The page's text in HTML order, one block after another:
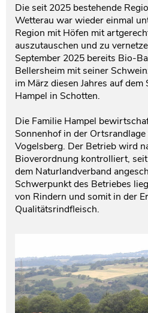
Die seit 2025 bestehende
Wetterau war wieder einmal
Region mit Höfen mit
auszutauschen und zu
September 2025 bereits Bio-
Bellersheim mit seiner
im März diesen Jahres auf
Hampel in Schotten.
Die Familie Hampel
Sonnenhof in der
Vogelsberg. Der Betrieb wird
Bioverordnung kontrolliert,
dem Naturlandverband
Schwerpunkt des Betriebes
von Rindern und somit in der
Qualitätsrindfleisch.